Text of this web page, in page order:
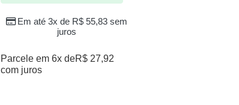
Em até 3x de R$ 55,83 sem
juros
Parcele em 6x deR$ 27,92
com juros